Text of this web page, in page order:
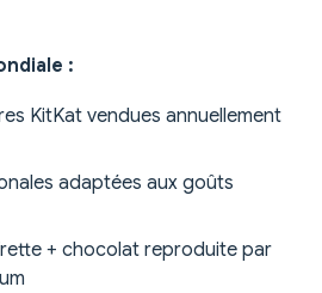
:
KitKat vendues annuellement
adaptées aux goûts
+ chocolat reproduite par